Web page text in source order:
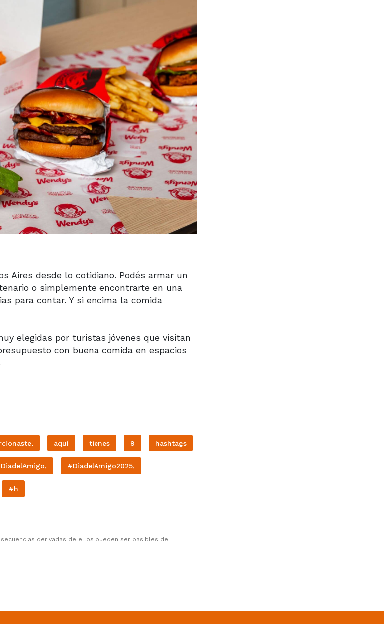
Aires desde lo cotidiano. Podés armar un
o simplemente encontrarte en una
para contar. Y si encima la comida
elegidas por turistas jóvenes que visitan
con buena comida en espacios
aquí tienes 9 hashtags
#DiadelAmigo2025,
#h
derivadas de ellos pueden ser pasibles de